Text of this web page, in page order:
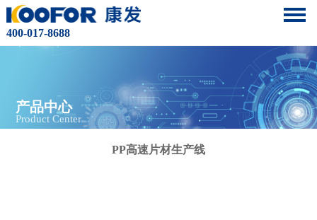
400-017-8688
产品中心
Product Center
PP高速片材生产线